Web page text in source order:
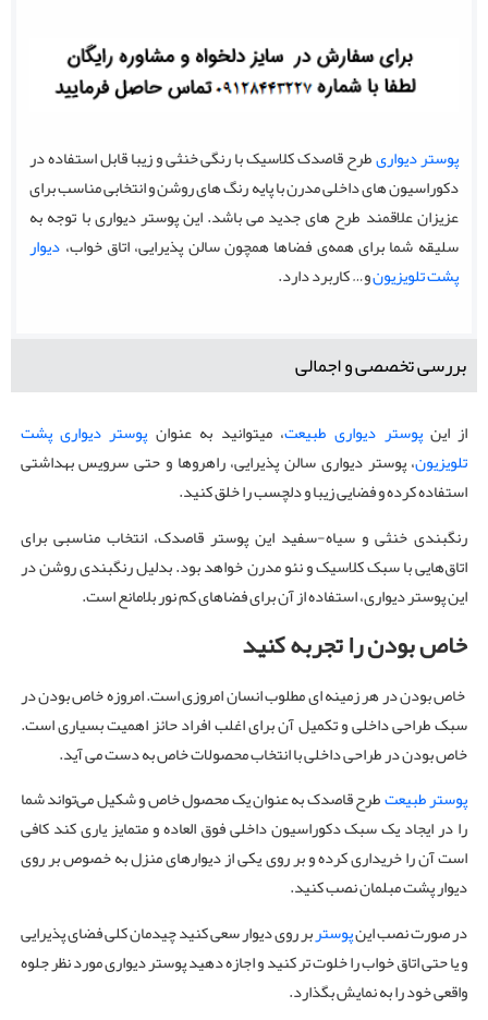
پوستر دیواریطرح قاصدک کلاسیک با رنگی خنثی و زیبا قابل استفاده در
دکوراسیون های داخلی مدرن با پایه رنگ های روشن و انتخابی مناسب برای
عزیزان علاقمند طرح های جدید می باشد. این پوستر دیواری با توجه به
سلیقه شما برای همه‌ی فضاها همچون سالن پذیرایی، اتاق خواب، دیوار
پشت تلویزیونو… کاربرد دارد.
بررسی تخصصی و اجمالی
از اینپوستر دیواری طبیعت، میتوانید به عنوانپوستر دیواری پشت
تلویزیون، پوستر دیواری سالن پذیرایی، راهروها و حتی سرویس بهداشتی
استفاده کرده و فضایی زیبا و دلچسب را خلق کنید.
رنگبندی خنثی و سیاه-سفید این پوستر قاصدک، انتخاب مناسبی برای
اتاق‌هایی با سبک کلاسیک و نئو مدرن خواهد بود. بدلیل رنگبندی روشن در
این پوستر دیواری، استفاده از آن برای فضاهای کم نور بلامانع است.
خاص بودن را تجربه کنید
خاص بودن در هر زمینه ای مطلوب انسان امروزی است. امروزه خاص بودن در
سبک طراحی داخلی و تکمیل آن برای اغلب افراد حائز اهمیت بسیاری است.
خاص بودن در طراحی داخلی با انتخاب محصولات خاص به دست می آید.
پوستر طبیعتطرح قاصدک به عنوان یک محصول خاص و شکیل می‌تواند شما
را در ایجاد یک سبک دکوراسیون داخلی فوق العاده و متمایز یاری کند کافی
است آن را خریداری کرده و بر روی یکی از دیوارهای منزل به خصوص بر روی
دیوار پشت مبلمان نصب کنید.
در صورت نصب اینپوستربر روی دیوار سعی کنید چیدمان کلی فضای پذیرایی
و یا حتی اتاق خواب را خلوت تر کنید و اجازه دهید پوستر دیواری مورد نظر جلوه
واقعی خود را به نمایش بگذارد.